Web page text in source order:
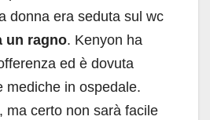
donna era seduta sul wc
un ragno. Kenyon ha
ed è dovuta
mediche in ospedale.
ma certo non sarà facile